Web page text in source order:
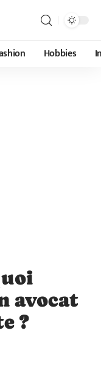
Hobbies
avocat
?